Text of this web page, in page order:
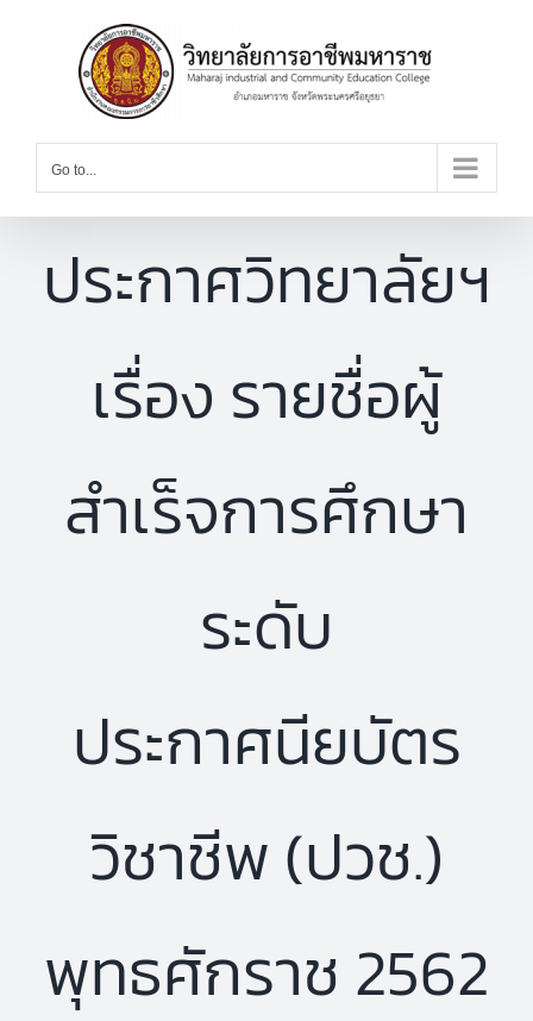
Go to...
ประกาศวิทยาลัยฯ
เรื่อง รายชื่อผู้
สำเร็จการศึกษา
ระดับ
ประกาศนียบัตร
วิชาชีพ (ปวช.)
พุทธศักราช 2562